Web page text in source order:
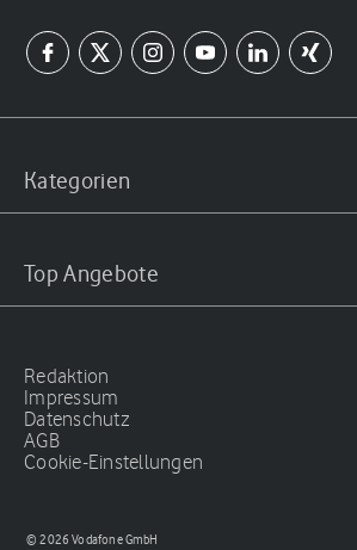
Kategorien
Top Angebote
Redaktion
Impressum
Datenschutz
AGB
Cookie-Einstellungen
© 2026 Vodafone GmbH